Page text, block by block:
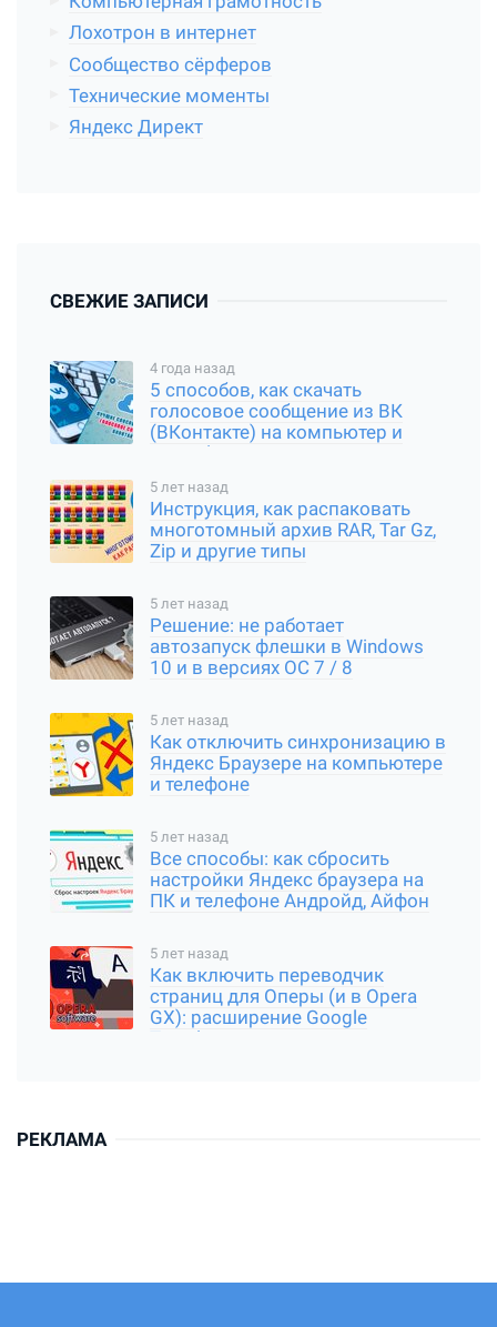
Лохотрон в интернет
Сообщество сёрферов
Технические моменты
Яндекс Директ
СВЕЖИЕ ЗАПИСИ
4 года назад
5 способов, как скачать
голосовое сообщение из ВК
(ВКонтакте) на компьютер и
смартфон
5 лет назад
Инструкция, как распаковать
многотомный архив RAR, Tar Gz,
Zip и другие типы
5 лет назад
Решение: не работает
автозапуск флешки в Windows
10 и в версиях ОС 7 / 8
5 лет назад
Как отключить синхронизацию в
Яндекс Браузере на компьютере
и телефоне
5 лет назад
Все способы: как сбросить
настройки Яндекс браузера на
ПК и телефоне Андройд, Айфон
5 лет назад
Как включить переводчик
страниц для Оперы (и в Opera
GX): расширение Google
Translator
РЕКЛАМА